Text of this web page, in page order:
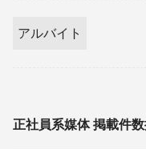
アルバイト
正社員系媒体 掲載件